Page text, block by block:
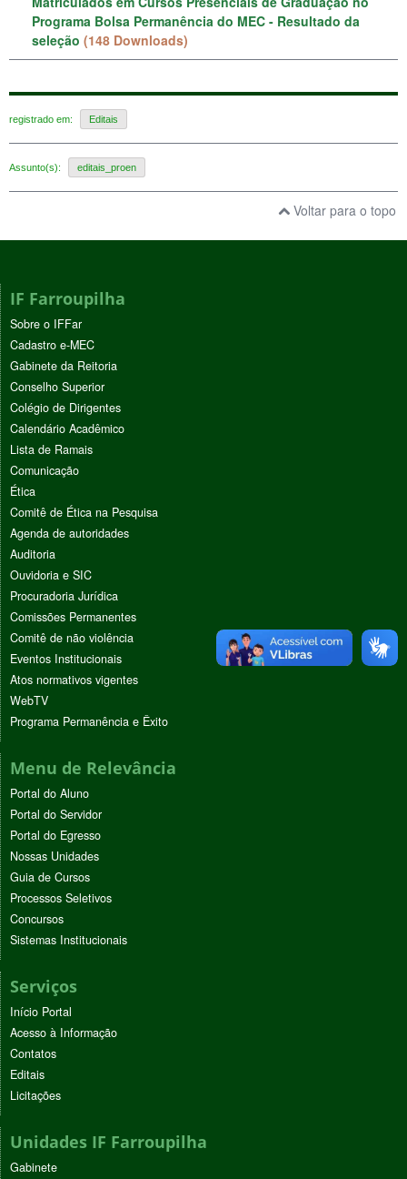
Programa Bolsa Permanência do MEC - Resultado da
seleção (148 Downloads)
registrado em: Editais
Assunto(s): editais_proen
Voltar para o topo
IF Farroupilha
Sobre o IFFar
Cadastro e-MEC
Gabinete da Reitoria
Conselho Superior
Colégio de Dirigentes
Calendário Acadêmico
Lista de Ramais
Comunicação
Ética
Comitê de Ética na Pesquisa
Agenda de autoridades
Auditoria
Ouvidoria e SIC
Procuradoria Jurídica
Comissões Permanentes
Comitê de não violência
Eventos Institucionais
Atos normativos vigentes
WebTV
Programa Permanência e Êxito
Menu de Relevância
Portal do Aluno
Portal do Servidor
Portal do Egresso
Nossas Unidades
Guia de Cursos
Processos Seletivos
Concursos
Sistemas Institucionais
Serviços
Início Portal
Acesso à Informação
Contatos
Editais
Licitações
Unidades IF Farroupilha
Gabinete